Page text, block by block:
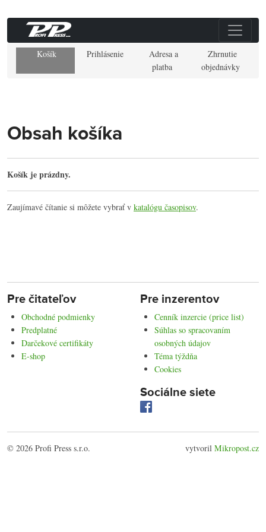
Košík Prihlásenie
Adresa a
platba
Zhrnutie
objednávky
Obsah košíka
Košík je prázdny.
Zaujímavé čítanie si môžete vybrať v katalógu časopisov.
Pre čitateľov
Obchodné podmienky
Predplatné
Darčekové certifikáty
E-shop
Pre inzerentov
Cenník inzercie (price list)
Súhlas so spracovaním
osobných údajov
Téma týždňa
Cookies
Sociálne siete
© 2026 Profi Press s.r.o. vytvoril Mikropost.cz